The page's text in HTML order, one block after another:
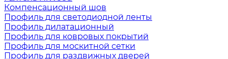
Компенсационный шов
Профиль для светодиодной ленты
Профиль дилатационный
Профиль для ковровых покрытий
Профиль для москитной сетки
Профиль для раздвижных дверей